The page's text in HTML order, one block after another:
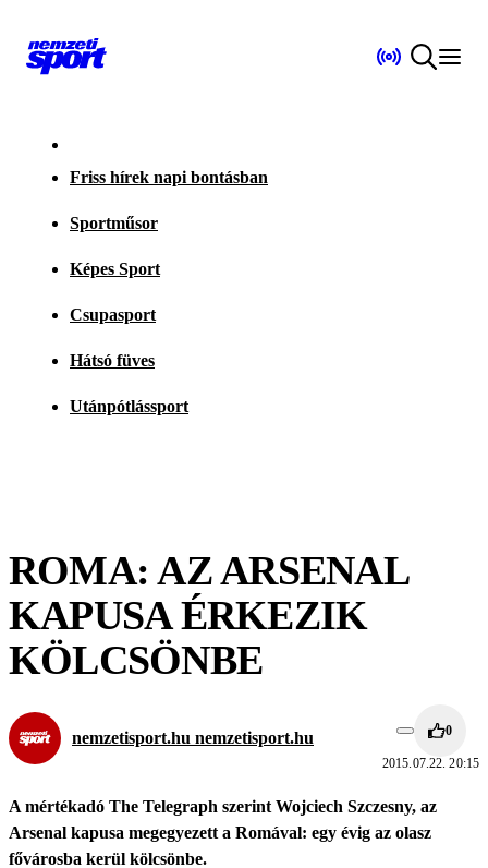
Friss hírek napi bontásban
Sportműsor
Képes Sport
Csupasport
Hátsó füves
Utánpótlássport
ROMA: AZ ARSENAL
KAPUSA ÉRKEZIK
KÖLCSÖNBE
nemzetisport.hu nemzetisport.hu 0
2015.07.22. 20:15
A mértékadó The Telegraph szerint Wojciech Szczesny, az
Arsenal kapusa megegyezett a Romával: egy évig az olasz
fővárosba kerül kölcsönbe.